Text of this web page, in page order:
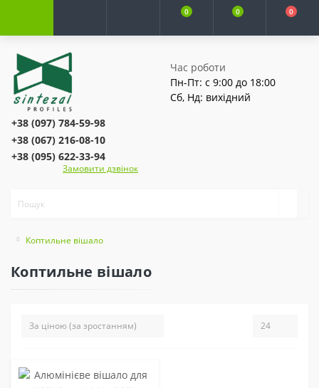
0 0 0
Час роботи
Пн-Пт: с 9:00 до 18:00
Сб, Нд: вихідний
+38 (097) 784-59-98
+38 (067) 216-08-10
+38 (095) 622-33-94
Замовити дзвінок
Коптильне вішало
Коптильне вішало